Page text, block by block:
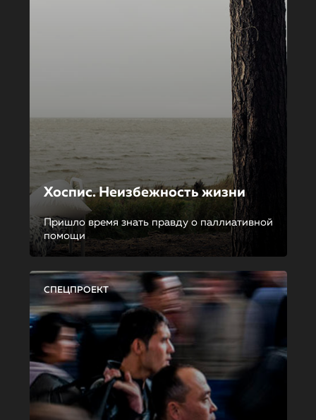
Хоспис. Неизбежность жизни
Пришло время знать правду о паллиативной
помощи
СПЕЦПРОЕКТ